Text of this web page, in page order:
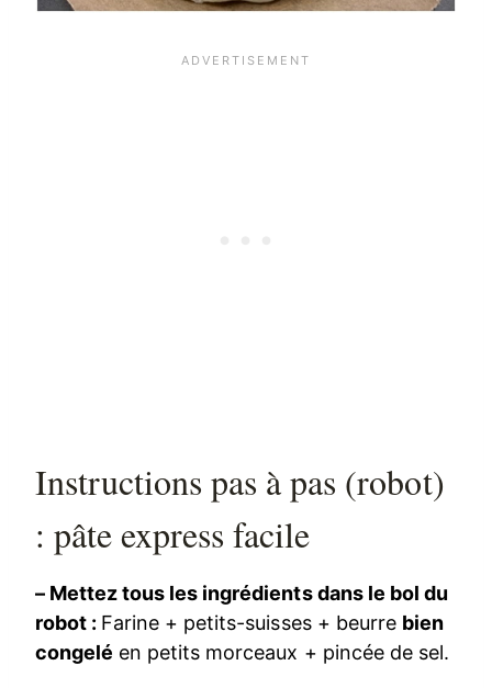
Instructions pas à pas (robot)
: pâte express facile
– Mettez tous les ingrédients dans le bol du
robot : Farine + petits-suisses + beurre bien
congelé en petits morceaux + pincée de sel.